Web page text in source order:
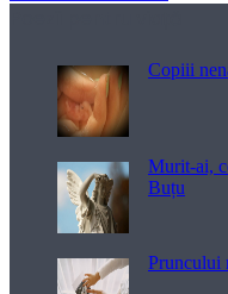
Copiii
Murit-ai,
Buțu
Pruncului